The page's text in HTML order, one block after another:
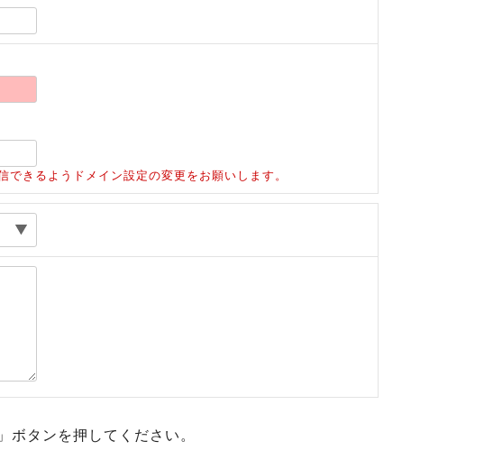
きるようドメイン設定の変更をお願いします。
ボタンを押してください。